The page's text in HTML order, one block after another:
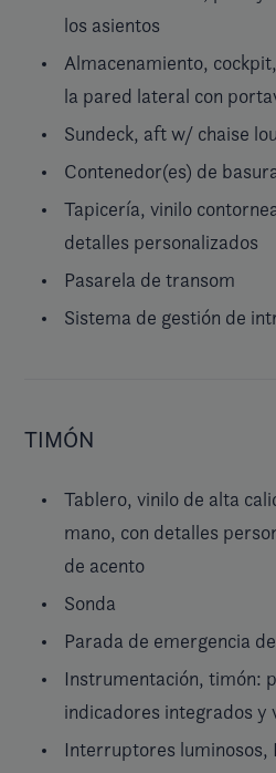
los asientos
Almacenamiento,
la pared lateral con
Sundeck, aft w/ chaise
Contenedor(es) de
Tapicería, vinilo
detalles personalizados
Pasarela de transom
Sistema de gestión de
TIMÓN
Tablero, vinilo de alta
mano, con detalles
de acento
Sonda
Parada de emergencia
Instrumentación, timón:
indicadores integrados y
Interruptores luminosos,